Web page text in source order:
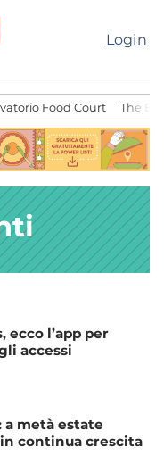
Login
Food Court The
ecco l’app per
accessi
a metà estate
continua crescita